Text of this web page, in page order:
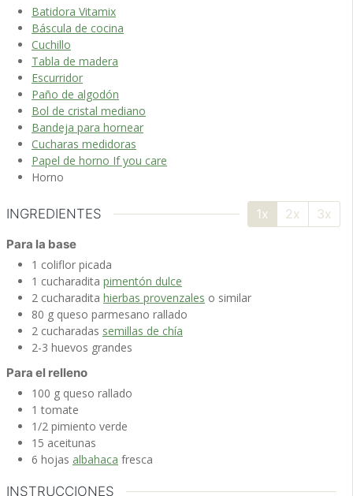
Batidora Vitamix
Báscula de cocina
Cuchillo
Tabla de madera
Escurridor
Paño de algodón
Bol de cristal mediano
Bandeja para hornear
Cucharas medidoras
Papel de horno If you care
Horno
INGREDIENTES 1x 2x 3x
Para la base
1 coliflor picada
1 cucharadita pimentón dulce
2 cucharadita hierbas provenzales o similar
80 g queso parmesano rallado
2 cucharadas semillas de chía
2-3 huevos grandes
Para el relleno
100 g queso rallado
1 tomate
1/2 pimiento verde
15 aceitunas
6 hojas albahaca fresca
INSTRUCCIONES